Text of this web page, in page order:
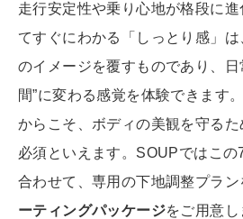
走行安定性や乗り心地が格段に
てすぐにわかる「しっとり感」
のイメージを覆すものであり、
間”に変わる感覚を体験できます
からこそ、ボディの美観を守る
必須といえます。SOUPではこの
合わせて、専用の下地調整プラン
ーティングパッケージをご用意